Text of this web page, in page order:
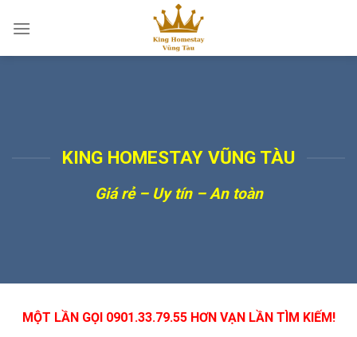
KING HOMESTAY VŨNG TÀU
Giá rẻ – Uy tín – An toàn
MỘT LẦN GỌI 0901.33.79.55 HƠN VẠN LẦN TÌM KIẾM!